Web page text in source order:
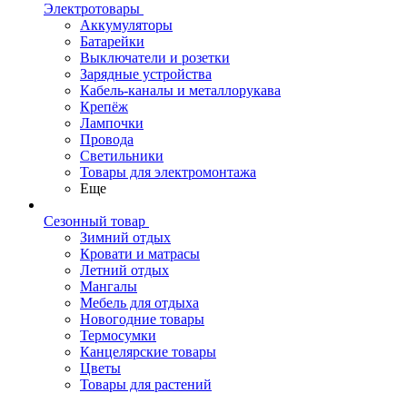
Электротовары
Аккумуляторы
Батарейки
Выключатели и розетки
Зарядные устройства
Кабель-каналы и металлорукава
Крепёж
Лампочки
Провода
Светильники
Товары для электромонтажа
Еще
Сезонный товар
Зимний отдых
Кровати и матрасы
Летний отдых
Мангалы
Мебель для отдыха
Новогодние товары
Термосумки
Канцелярские товары
Цветы
Товары для растений